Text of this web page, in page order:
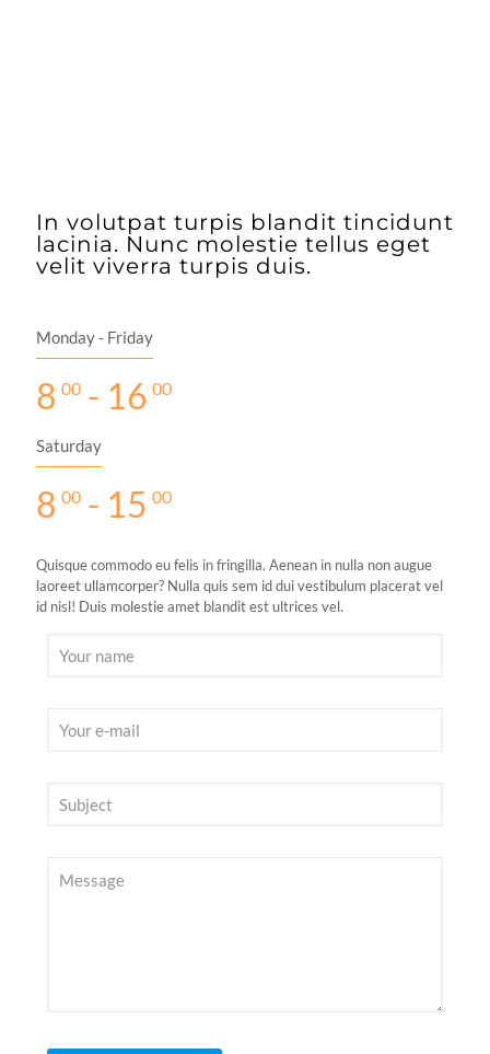
In volutpat turpis blandit tincidunt
lacinia. Nunc molestie tellus eget
velit viverra turpis duis.
Monday - Friday
8 00 - 16 00
Saturday
8 00 - 15 00
Quisque commodo eu felis in fringilla. Aenean in nulla non augue
laoreet ullamcorper? Nulla quis sem id dui vestibulum placerat vel
id nisl! Duis molestie amet blandit est ultrices vel.